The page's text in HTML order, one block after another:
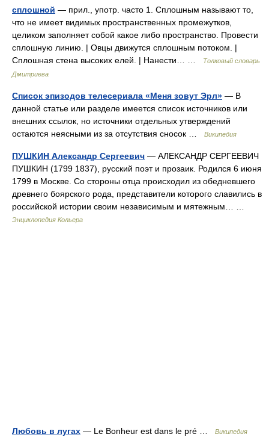
сплошной — прил., употр. часто 1. Сплошным называют то,
что не имеет видимых пространственных промежутков,
целиком заполняет собой какое либо пространство. Провести
сплошную линию. | Овцы движутся сплошным потоком. |
Сплошная стена высоких елей. | Нанести… …
Толковый словарь
Дмитриева
Список эпизодов телесериала «Меня зовут Эрл» — В
данной статье или разделе имеется список источников или
внешних ссылок, но источники отдельных утверждений
остаются неясными из за отсутствия сносок …
Википедия
ПУШКИН Александр Сергеевич — АЛЕКСАНДР СЕРГЕЕВИЧ
ПУШКИН (1799 1837), русский поэт и прозаик. Родился 6 июня
1799 в Москве. Со стороны отца происходил из обедневшего
древнего боярского рода, представители которого славились в
российской истории своим независимым и мятежным… …
Энциклопедия Кольера
Любовь в лугах — Le Bonheur est dans le pré … Википедия